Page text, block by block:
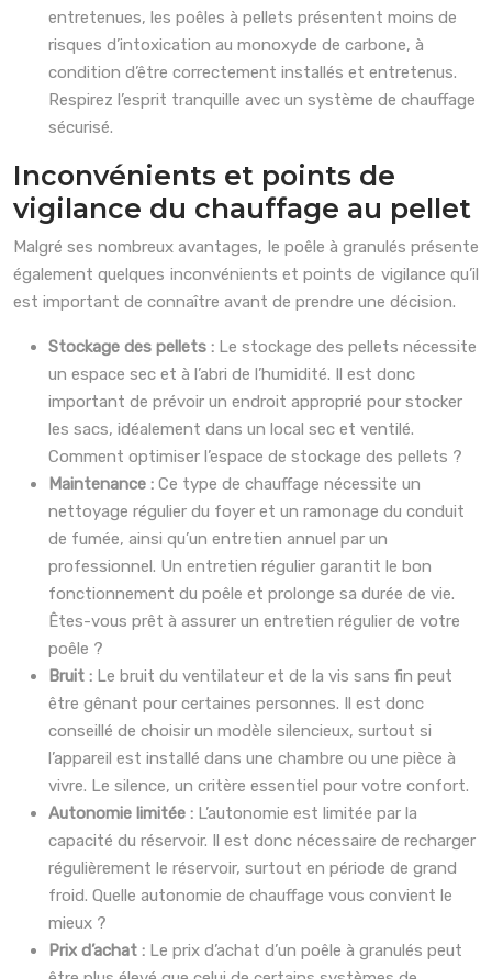
entretenues, les poêles à pellets présentent moins de
risques d’intoxication au monoxyde de carbone, à
condition d’être correctement installés et entretenus.
Respirez l’esprit tranquille avec un système de chauffage
sécurisé.
Inconvénients et points de
vigilance du chauffage au pellet
Malgré ses nombreux avantages, le poêle à granulés présente
également quelques inconvénients et points de vigilance qu’il
est important de connaître avant de prendre une décision.
Stockage des pellets : Le stockage des pellets nécessite
un espace sec et à l’abri de l’humidité. Il est donc
important de prévoir un endroit approprié pour stocker
les sacs, idéalement dans un local sec et ventilé.
Comment optimiser l’espace de stockage des pellets ?
Maintenance : Ce type de chauffage nécessite un
nettoyage régulier du foyer et un ramonage du conduit
de fumée, ainsi qu’un entretien annuel par un
professionnel. Un entretien régulier garantit le bon
fonctionnement du poêle et prolonge sa durée de vie.
Êtes-vous prêt à assurer un entretien régulier de votre
poêle ?
Bruit : Le bruit du ventilateur et de la vis sans fin peut
être gênant pour certaines personnes. Il est donc
conseillé de choisir un modèle silencieux, surtout si
l’appareil est installé dans une chambre ou une pièce à
vivre. Le silence, un critère essentiel pour votre confort.
Autonomie limitée : L’autonomie est limitée par la
capacité du réservoir. Il est donc nécessaire de recharger
régulièrement le réservoir, surtout en période de grand
froid. Quelle autonomie de chauffage vous convient le
mieux ?
Prix d’achat : Le prix d’achat d’un poêle à granulés peut